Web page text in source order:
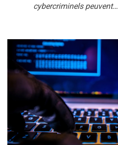
cybercriminels peuvent…